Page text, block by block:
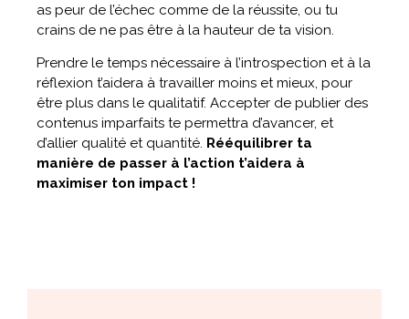
as peur de l’échec comme de la réussite, ou tu
crains de ne pas être à la hauteur de ta vision.
Prendre le temps nécessaire à l’introspection et à la
réflexion t’aidera à travailler moins et mieux, pour
être plus dans le qualitatif. Accepter de publier des
contenus imparfaits te permettra d’avancer, et
d’allier qualité et quantité. Rééquilibrer ta
manière de passer à l’action t’aidera à
maximiser ton impact !